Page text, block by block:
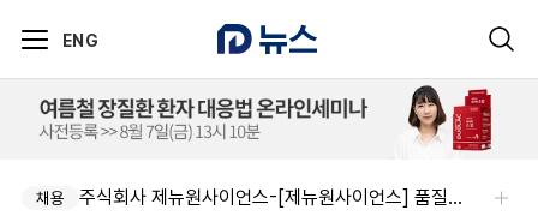
ENG
채용 주식회사 제뉴원사이언스-[제뉴원사이언스] 품질관리약사 모집(경력무관)